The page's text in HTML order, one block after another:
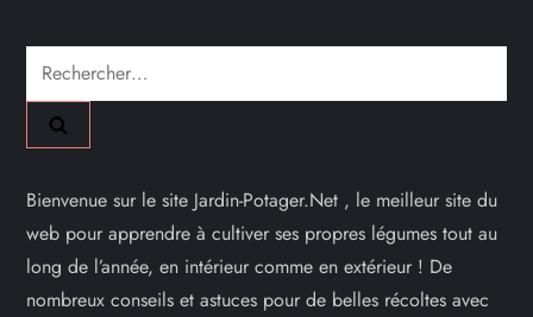
Rechercher :
Bienvenue sur le site Jardin-Potager.Net , le meilleur site du
web pour apprendre à cultiver ses propres légumes tout au
long de l’année, en intérieur comme en extérieur ! De
nombreux conseils et astuces pour de belles récoltes avec